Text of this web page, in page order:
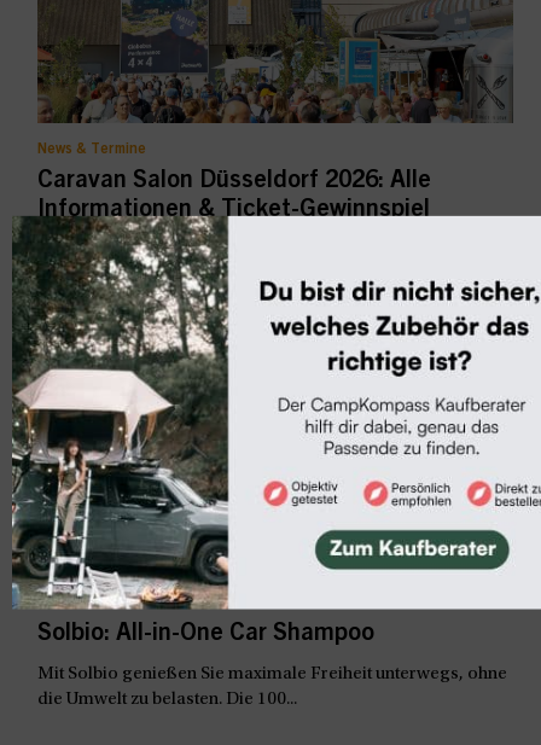
News & Termine
Caravan Salon Düsseldorf 2026: Alle
Informationen & Ticket-Gewinnspiel
Vom 28. August bis 6. September wird Düsseldorf zum
internationalen Treffpunkt der Carava...
Fahrzeugpflege und Reinigung
Solbio: All-in-One Car Shampoo
Mit Solbio genießen Sie maximale Freiheit unterwegs, ohne
die Umwelt zu belasten. Die 100...